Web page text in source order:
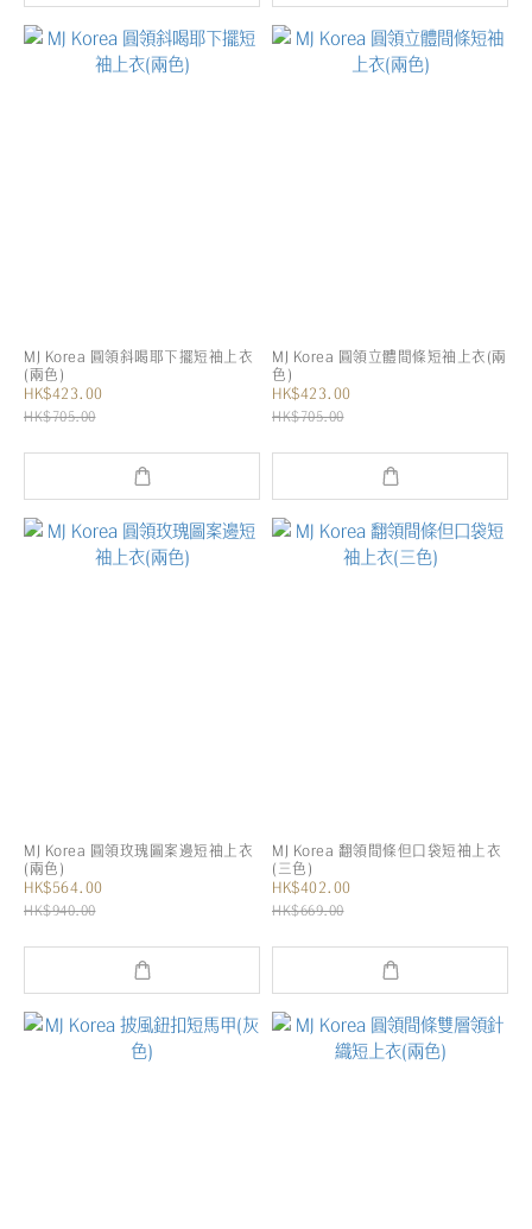
MJ Korea 圓領斜喝耶下擺短袖上衣
(兩色)
HK$423.00
HK$705.00
MJ Korea 圓領立體間條短袖上衣(兩
色)
HK$423.00
HK$705.00
MJ Korea 圓領玫瑰圖案邊短袖上衣
(兩色)
HK$564.00
HK$940.00
MJ Korea 翻領間條但口袋短袖上衣
(三色)
HK$402.00
HK$669.00